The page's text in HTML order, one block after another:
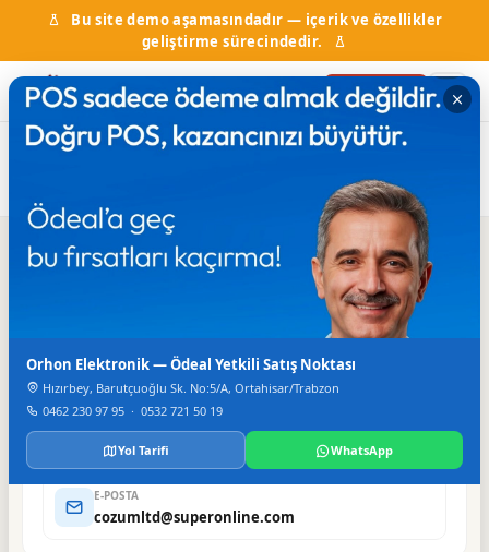
Bu site demo aşamasındadır — içerik ve özellikler
geliştirme sürecindedir.
Firma Ekle
Firma
Elektrik-Elektronik,
Çözüm Mühendislik Taahhüt
ve Ticaret Ltd. Şti.
TELEFON
326 42 46
FAKS
326 29 38
E-POSTA
cozumltd@superonline.com
Orhon Elektronik — Ödeal Yetkili Satış Noktası
Hızırbey, Barutçuoğlu Sk. No:5/A, Ortahisar/Trabzon
0462 230 97 95 · 0532 721 50 19
Yol Tarifi WhatsApp